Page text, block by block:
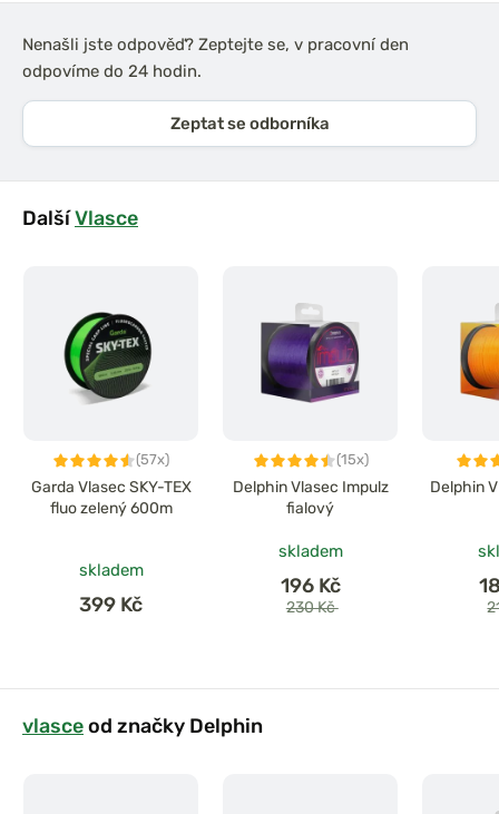
Nenašli jste odpověď? Zeptejte se, v pracovní den
odpovíme do 24 hodin.
Zeptat se odborníka
DalšíVlasce
(57x)
Garda Vlasec SKY-TEX
fluo zelený 600m
skladem
399 Kč
(15x)
Delphin Vlasec Impulz
fialový
skladem
196 Kč
230 Kč
Delphin
vlasceod značky Delphin